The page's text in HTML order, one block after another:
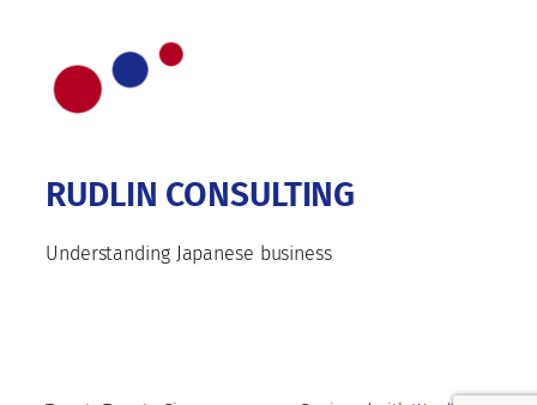
RUDLIN CONSULTING
Understanding Japanese business